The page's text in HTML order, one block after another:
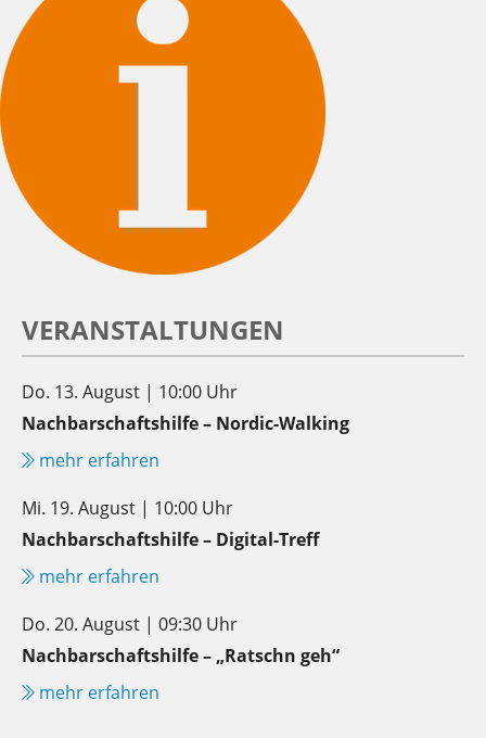
VERANSTALTUNGEN
Do. 13. August | 10:00 Uhr
Nachbarschaftshilfe – Nordic-Walking
mehr erfahren
Mi. 19. August | 10:00 Uhr
Nachbarschaftshilfe – Digital-Treff
mehr erfahren
Do. 20. August | 09:30 Uhr
Nachbarschaftshilfe – „Ratschn geh“
mehr erfahren